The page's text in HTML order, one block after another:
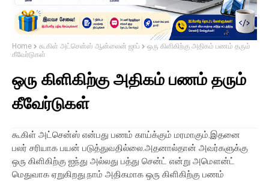
Home கூகிள் அட்சென்ஸ் ஆன்லைன் ஜாப்
ஒரு கிளிகிற்கு அதிகம் பணம் தரும்
கீவேர்டுகள்
ஒரு கிளிகிற்கு அதிகம் பணம் தரும்
கீவேர்டுகள்
கூகிள் அட்சென்ஸ் என்பது பணம் காய்க்கும் மரமாகும்.இதனை
பலர் சரியாக பயன் படுத்துவதில்லை.அதனால்தான் அவர்களுக்கு
ஒரு கிளிகிற்கு ஐந்து அல்லது பத்து சென்ட் என்று அமௌன்ட்
மெதுவாக ஏறுகிறது.நாம் அதிகமாக ஒரு கிளிகிற்கு பணம்